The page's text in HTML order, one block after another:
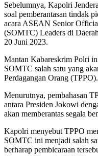
Sebelumnya, Kapolri
soal pemberantasan tindak
acara ASEAN Senior
(SOMTC) Leaders di
20 Juni 2023.
Mantan Kabareskrim Polri
SOMTC salah satu yang
Perdagangan Orang (TPPO).
Menurutnya, pembahasan
antara Presiden Jokowi
akan memberantas segala
Kapolri menyebut TPPO
SOMTC ini menjadi salah
berharap pembicaraan